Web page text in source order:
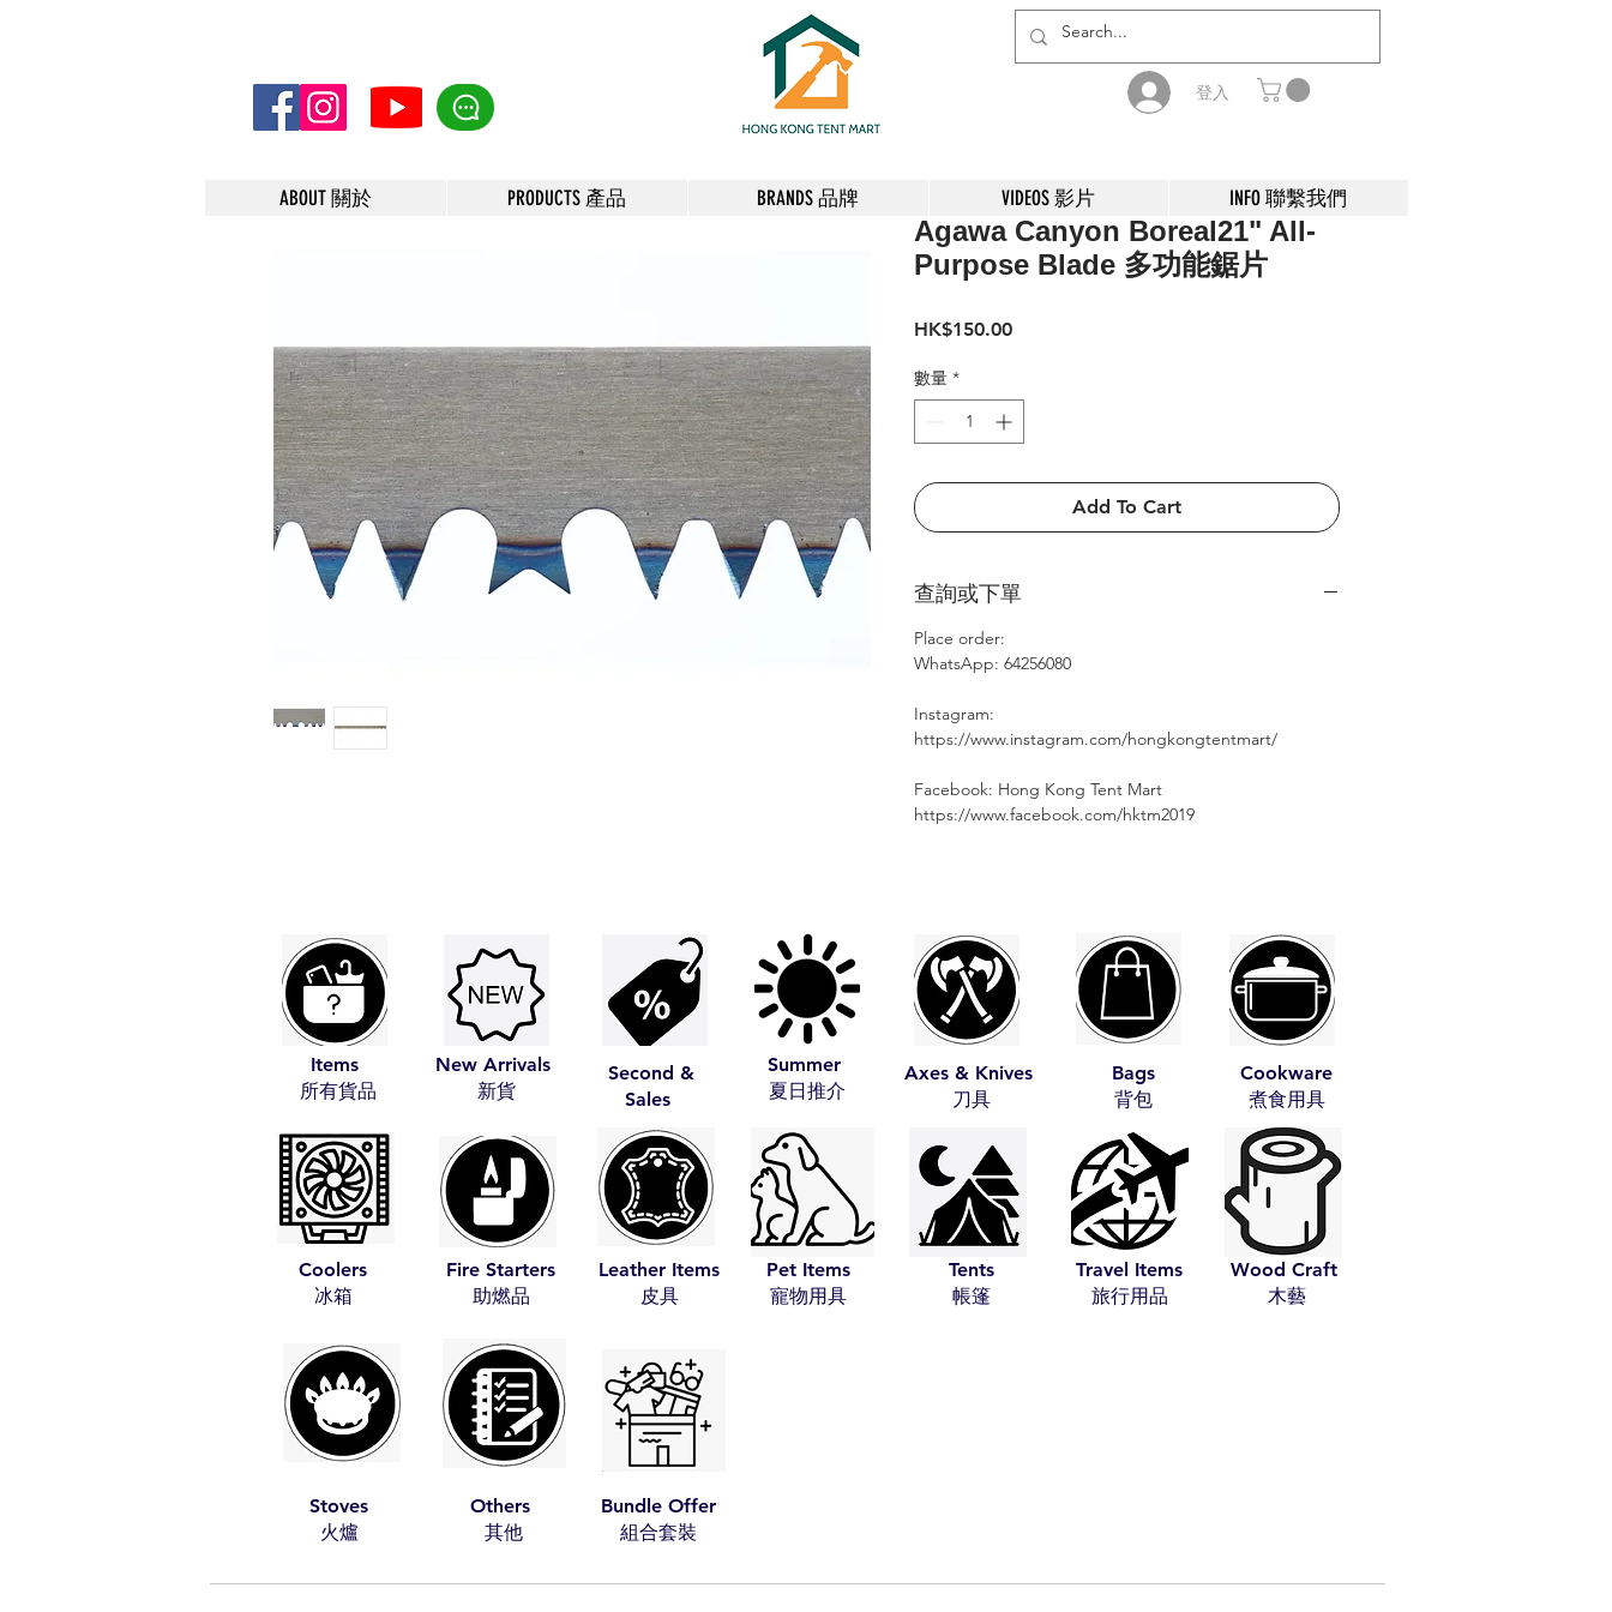
登入
ABOUT 關於 PRODUCTS 產品 BRANDS 品牌 VIDEOS 影片 INFO 聯繫我們
Agawa Canyon Boreal21" All-
Purpose Blade 多功能鋸片
HK$150.00價
數量 *
Add To Cart
查詢或下單
Place order:
WhatsApp: 64256080
Instagram:
https://www.instagram.com/hongkongtentmart/
Facebook: Hong Kong Tent Mart
https://www.facebook.com/hktm2019
Items
​所有貨品
Coolers
​冰箱
New Arrivals
​新貨
Fire Starters
​助燃品
Second &
Sales
Leather Items
​皮具
Summer
​夏日推介
Pet Items
​寵物用具
Axes & Knives
​刀具
Tents
​帳篷
Bags
​背包
Travel Items
​旅行用品
Cookware
​煮食用具
Wood Craft
​木藝
Stoves
​火爐
Others
​其他
Bundle Offer
​組合套裝​​